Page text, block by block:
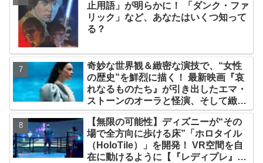
止用語」が明らかに！ 「ダンク・ファ
リック」など、あなたはいくつ知って
る？
奇妙な世界観＆緻密な演技で、“女性
の歴史”を鮮烈に描く！ 最新映画『哀
れなるものたち』が引き出したエマ・
ストーンのオーラと怪演、そして緻密
すぎる演技力！ これは女性の“自由意
志”の物語［レビュー＆解説］
【無限の可能性】ディズニーが“その
場で全方向に歩ける床”「ホロタイル
（HoloTile）」を開発！ VR空間を自
在に動けるように【『レディプレ』実